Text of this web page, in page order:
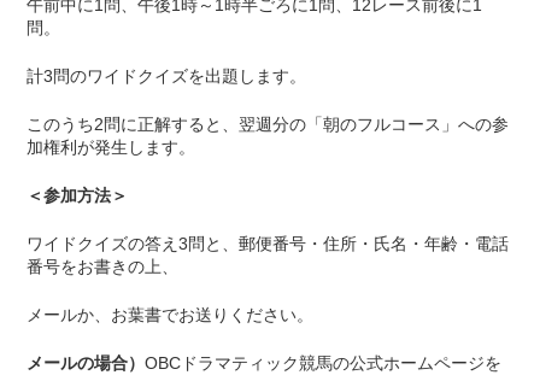
午前中に1問、午後1時～1時半ごろに1問、12レース前後に1
問。
計3問のワイドクイズを出題します。
このうち2問に正解すると、翌週分の「朝のフルコース」への参
加権利が発生します。
＜参加方法＞
ワイドクイズの答え3問と、郵便番号・住所・氏名・年齢・電話
番号をお書きの上、
メールか、お葉書でお送りください。
メールの場合）OBCドラマティック競馬の公式ホームページを